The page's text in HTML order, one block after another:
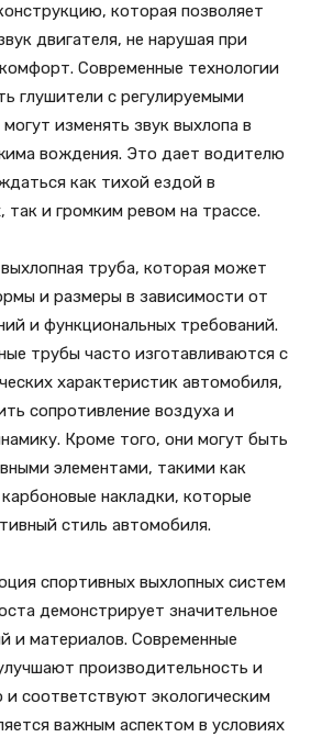
которая позволяет
двигателя, не нарушая при
Современные технологии
глушители с регулируемыми
изменять звук выхлопа в
вождения. Это дает водителю
как тихой ездой в
так и громким ревом на трассе.
труба, которая может
и размеры в зависимости от
и функциональных требований.
трубы часто изготавливаются с
характеристик автомобиля,
сопротивление воздуха и
Кроме того, они могут быть
элементами, такими как
накладки, которые
стиль автомобиля.
спортивных выхлопных систем
демонстрирует значительное
и материалов. Современные
производительность и
и соответствуют экологическим
важным аспектом в условиях